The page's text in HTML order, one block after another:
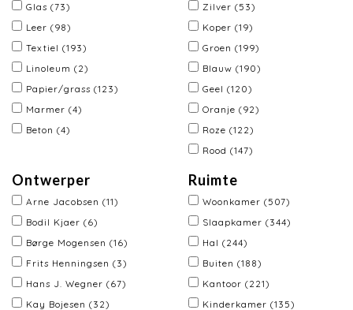
Glas (73)
Leer (98)
Textiel (193)
Linoleum (2)
Papier/grass (123)
Marmer (4)
Beton (4)
Zilver (53)
Koper (19)
Groen (199)
Blauw (190)
Geel (120)
Oranje (92)
Roze (122)
Rood (147)
Ontwerper
Arne Jacobsen (11)
Bodil Kjaer (6)
Børge Mogensen (16)
Frits Henningsen (3)
Hans J. Wegner (67)
Kay Bojesen (32)
Ruimte
Woonkamer (507)
Slaapkamer (344)
Hal (244)
Buiten (188)
Kantoor (221)
Kinderkamer (135)